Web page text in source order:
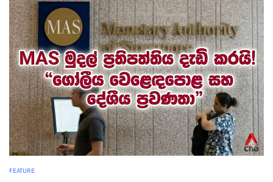
FEATURE